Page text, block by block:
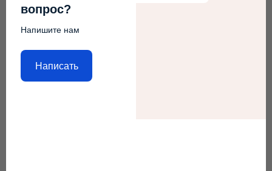
вопрос?
Напишите нам
Написать